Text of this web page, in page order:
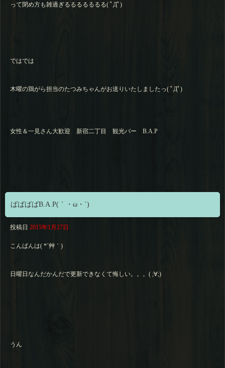
って閉め方も雑過ぎるるるるるるる( ﾟДﾟ)
ではでは
木曜の鶏がら担当のたつみちゃんがお送りいたしましたっ( ﾟДﾟ)
女性＆一見さん大歓迎 新宿二丁目 観光バー B.A.P
ばばばばB.A.P(｀・ω・´)
投稿日 2015年1月27日
こんばんは( *´艸｀)
日曜日なんだかんだで更新できなくて悔しい。。。( ;∀;)
うん